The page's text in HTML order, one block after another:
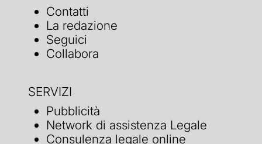
Contatti
La redazione
Seguici
Collabora
SERVIZI
Pubblicità
Network di assistenza Legale
Consulenza legale online